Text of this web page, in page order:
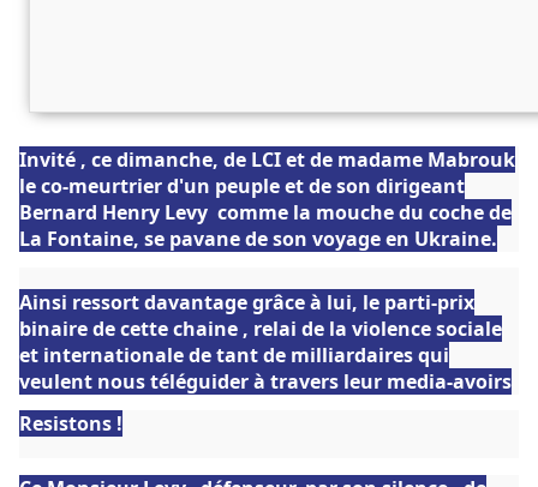
Invité , ce dimanche, de LCI et de madame Mabrouk
le co-meurtrier d'un peuple et de son dirigeant
Bernard Henry Levy comme la mouche du coche de
La Fontaine, se pavane de son voyage en Ukraine.
Ainsi ressort davantage grâce à lui, le parti-prix
binaire de cette chaine , relai de la violence sociale
et internationale de tant de milliardaires qui
veulent nous téléguider à travers leur media-avoirs
Resistons !